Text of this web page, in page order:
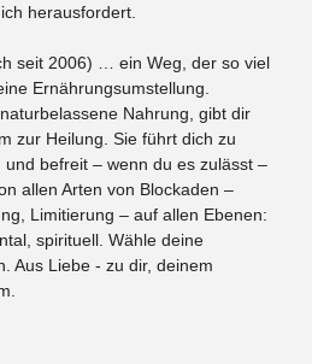
herausfordert.
seit 2006) … ein Weg, der so viel
Ernährungsumstellung.
Nahrung, gibt dir
zur Heilung. Sie führt dich zu
befreit – wenn du es zulässt –
allen Arten von Blockaden –
Limitierung – auf allen Ebenen:
spirituell. Wähle deine
Aus Liebe - zu dir, deinem